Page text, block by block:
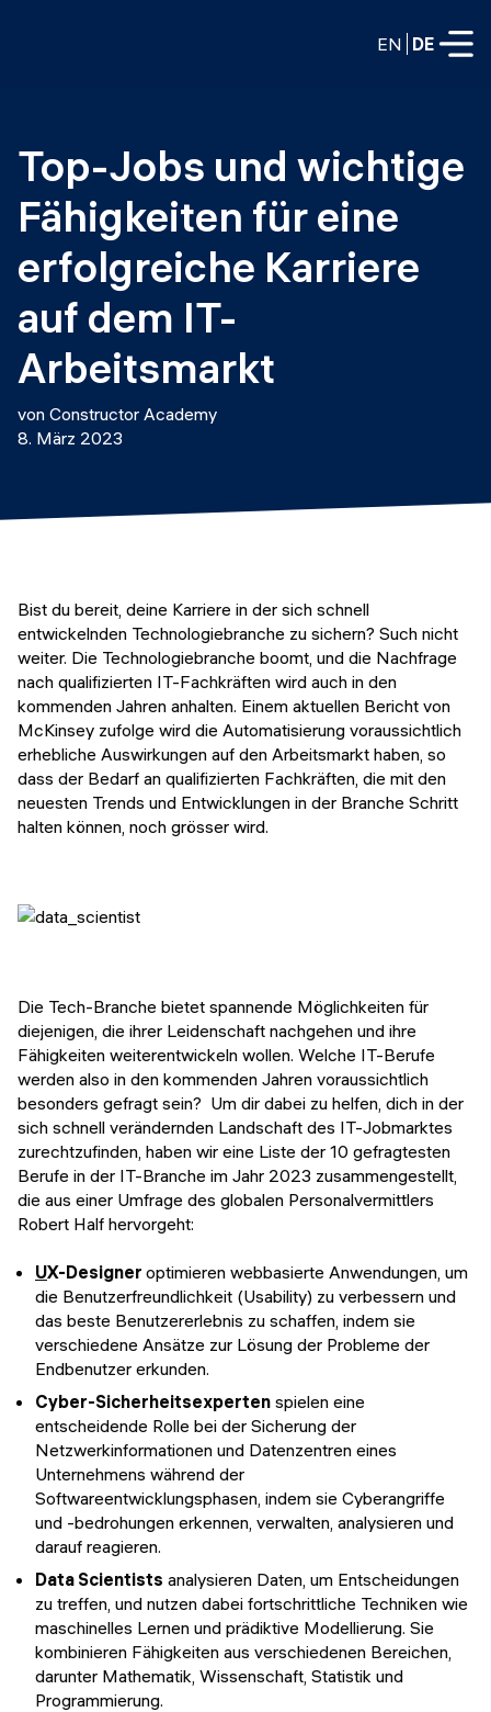
EN DE
VOLLZEITPROGRAMME
Data Science
Web-Entwicklung und KI
TEILZEITROGRAMME
Data Science
DevOps
DevOps zu LLMOps
KURZKURSE
Python Programmierung
KOSTENLOSE RESSOURCEN
Data Science Einführungskurs
Web-Entwicklung Einführungskurs
Python Einführungskurs
Weiterbildung / Schulung
Consulting
Prototyping
Labs
Wer wir sind
Blog
Alumni Geschichten
Top-Jobs und wichtige
Fähigkeiten für eine
erfolgreiche Karriere
auf dem IT-
Arbeitsmarkt
von Constructor Academy
8. März 2023
Bist du bereit, deine Karriere in der sich schnell
entwickelnden Technologiebranche zu sichern? Such nicht
weiter. Die Technologiebranche boomt, und die Nachfrage
nach qualifizierten IT-Fachkräften wird auch in den
kommenden Jahren anhalten. Einem aktuellen Bericht von
McKinsey zufolge wird die Automatisierung voraussichtlich
erhebliche Auswirkungen auf den Arbeitsmarkt haben, so
dass der Bedarf an qualifizierten Fachkräften, die mit den
neuesten Trends und Entwicklungen in der Branche Schritt
halten können, noch grösser wird.
Die Tech-Branche bietet spannende Möglichkeiten für
diejenigen, die ihrer Leidenschaft nachgehen und ihre
Fähigkeiten weiterentwickeln wollen. Welche IT-Berufe
werden also in den kommenden Jahren voraussichtlich
besonders gefragt sein? Um dir dabei zu helfen, dich in der
sich schnell verändernden Landschaft des IT-Jobmarktes
zurechtzufinden, haben wir eine Liste der 10 gefragtesten
Berufe in der IT-Branche im Jahr 2023 zusammengestellt,
die aus einer Umfrage des globalen Personalvermittlers
Robert Half hervorgeht:
UX-Designer optimieren webbasierte Anwendungen, um
die Benutzerfreundlichkeit (Usability) zu verbessern und
das beste Benutzererlebnis zu schaffen, indem sie
verschiedene Ansätze zur Lösung der Probleme der
Endbenutzer erkunden.
Cyber-Sicherheitsexperten spielen eine
entscheidende Rolle bei der Sicherung der
Netzwerkinformationen und Datenzentren eines
Unternehmens während der
Softwareentwicklungsphasen, indem sie Cyberangriffe
und -bedrohungen erkennen, verwalten, analysieren und
darauf reagieren.
Data Scientists analysieren Daten, um Entscheidungen
zu treffen, und nutzen dabei fortschrittliche Techniken wie
maschinelles Lernen und prädiktive Modellierung. Sie
kombinieren Fähigkeiten aus verschiedenen Bereichen,
darunter Mathematik, Wissenschaft, Statistik und
Programmierung.